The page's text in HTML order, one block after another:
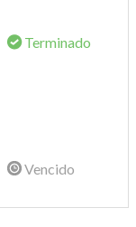
Terminado
Vencido